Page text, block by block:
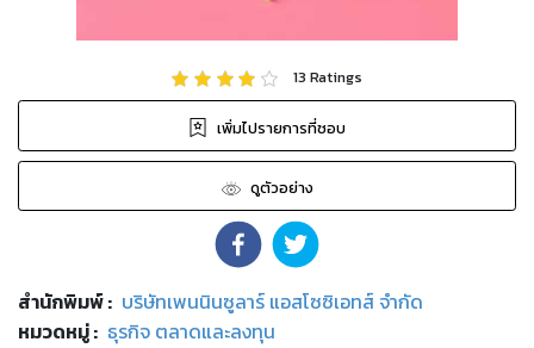
13 Ratings
เพิ่มไปรายการที่ชอบ
ดูตัวอย่าง
สำนักพิมพ์: บริษัทเพนนินซูลาร์ แอสโซซิเอทส์ จำกัด
หมวดหมู่: ธุรกิจ ตลาดและลงทุน